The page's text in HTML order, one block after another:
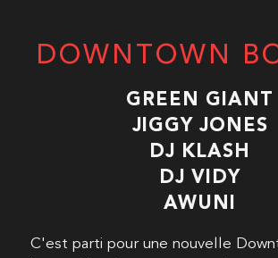
DOWNTOWN
GREEN GIANT
JIGGY JONES
DJ KLASH
DJ VIDY
AWUNI
C'est parti pour une nouvelle